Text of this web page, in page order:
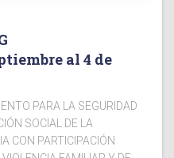
al 4 de
PARA LA SEGURIDAD
SOCIAL DE LA
CON PARTICIPACIÓN